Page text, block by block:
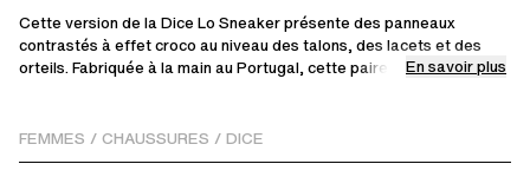
Cette version de la Dice Lo Sneaker présente des panneaux
contrastés à effet croco au niveau des talons, des lacets et des
orteils. Fabriquée à la main au Portugal, cette paire est dotée d'une
En savoir plus
FEMMES / CHAUSSURES / DICE